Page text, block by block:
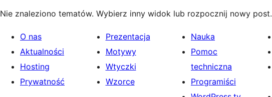
Nie znaleziono tematów. Wybierz inny widok lub rozpocznij nowy post.
O nas
Aktualności
Hosting
Prywatność
Prezentacja
Motywy
Wtyczki
Wzorce
Nauka
Pomoc
techniczna
Programiści